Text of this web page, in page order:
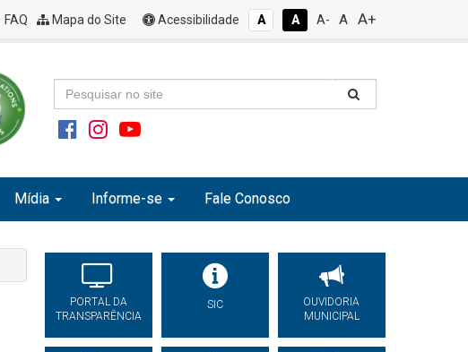
FAQ Mapa do Site Acessibilidade A A A- A A+
Mídia Informe-se Fale Conosco
PORTAL DA
TRANSPARÊNCIA
SIC
OUVIDORIA
MUNICIPAL